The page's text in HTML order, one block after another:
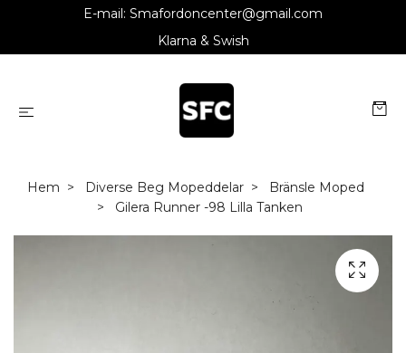
E-mail: Smafordoncenter@gmail.com
Klarna & Swish
Hem Diverse Beg Mopeddelar
Bränsle Moped
Gilera Runner -98 Lilla Tanken